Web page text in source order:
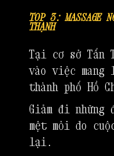
TOP 3: MASSAGE
THẠNH
Tại cơ sở Tấn
vào việc
thành phố Hồ
Giảm đi những
mệt mỏi do
lại.